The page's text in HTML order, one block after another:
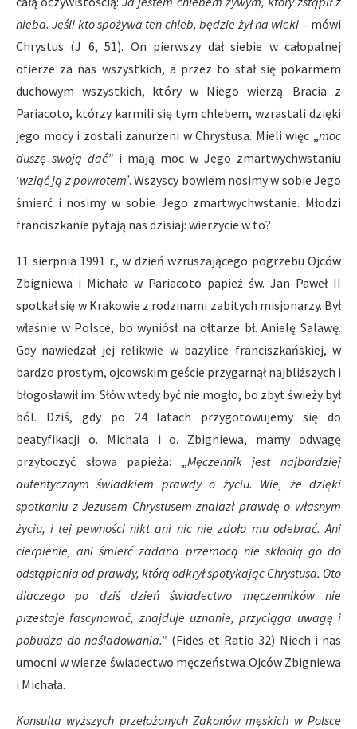
nieba. Jeśli kto spożywa ten chleb, będzie żył na wieki – mówi
Chrystus (J 6, 51). On pierwszy dał siebie w całopalnej
ofierze za nas wszystkich, a przez to stał się pokarmem
duchowym wszystkich, który w Niego wierzą. Bracia z
Pariacoto, którzy karmili się tym chlebem, wzrastali dzięki
jego mocy i zostali zanurzeni w Chrystusa. Mieli więc „moc
duszę swoją dać” i mają moc w Jego zmartwychwstaniu
‘wziąć ją z powrotem’. Wszyscy bowiem nosimy w sobie Jego
śmierć i nosimy w sobie Jego zmartwychwstanie. Młodzi
franciszkanie pytają nas dzisiaj: wierzycie w to?
11 sierpnia 1991 r., w dzień wzruszającego pogrzebu Ojców
Zbigniewa i Michała w Pariacoto papież św. Jan Paweł II
spotkał się w Krakowie z rodzinami zabitych misjonarzy. Był
właśnie w Polsce, bo wyniósł na ołtarze bł. Anielę Salawę.
Gdy nawiedzał jej relikwie w bazylice franciszkańskiej, w
bardzo prostym, ojcowskim geście przygarnął najbliższych i
błogosławił im. Słów wtedy być nie mogło, bo zbyt świeży był
ból. Dziś, gdy po 24 latach przygotowujemy się do
beatyfikacji o. Michala i o. Zbigniewa, mamy odwagę
przytoczyć słowa papieża: „Męczennik jest najbardziej
autentycznym świadkiem prawdy o życiu. Wie, że dzięki
spotkaniu z Jezusem Chrystusem znalazł prawdę o własnym
życiu, i tej pewności nikt ani nic nie zdoła mu odebrać. Ani
cierpienie, ani śmierć zadana przemocą nie skłonią go do
odstąpienia od prawdy, którą odkrył spotykając Chrystusa. Oto
dlaczego po dziś dzień świadectwo męczenników nie
przestaje fascynować, znajduje uznanie, przyciąga uwagę i
pobudza do naśladowania.” (Fides et Ratio 32) Niech i nas
umocni w wierze świadectwo męczeństwa Ojców Zbigniewa
i Michała.
Konsulta wyższych przełożonych Zakonów męskich w Polsce